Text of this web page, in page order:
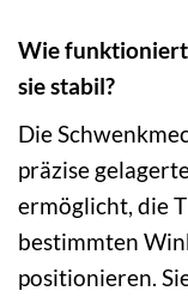
Wie funktioniert
sie stabil?
Die
präzise
ermöglicht, die
bestimmten
positionieren.